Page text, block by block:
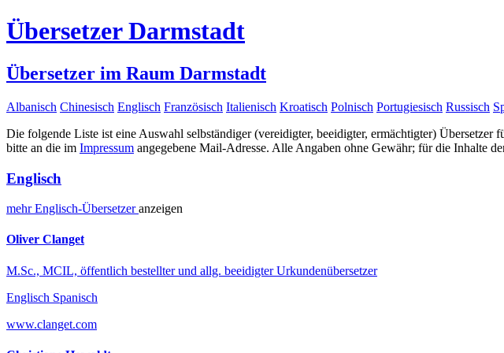
Übersetzer Darmstadt
Übersetzer im Raum Darmstadt
Albanisch Chinesisch Englisch Französisch Italienisch Kroatisch Polnisch Portugiesisch Russisch
Die folgende Liste ist eine Auswahl selbständiger (vereidigter, beeidigter, ermächtigter) Übersetzer
bitte an die im Impressum angegebene Mail-Adresse. Alle Angaben ohne Gewähr; für die Inhalte
Englisch
mehrEnglisch-Übersetzeranzeigen
Oliver Clanget
M.Sc., MCIL, öffentlich bestellter und allg. beeidigter Urkundenübersetzer
Englisch Spanisch
www.clanget.com